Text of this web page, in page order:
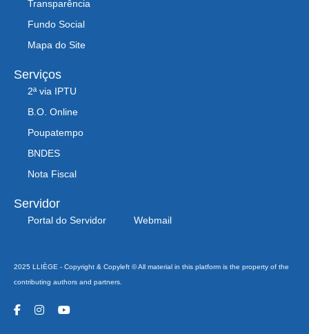
Transparência
Fundo Social
Mapa do Site
Serviços
2ª via IPTU
B.O. Online
Poupatempo
BNDES
Nota Fiscal
Servidor
Portal do Servidor Webmail
2025 LLIÈGE - Copyright & Copyleft © All material in this platform is the property of the
contributing authors and partners.